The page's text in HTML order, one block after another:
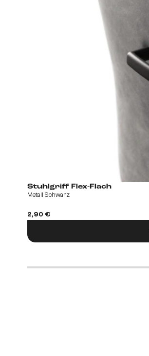
Stuhlgriff Flex-Flach
Metall Schwarz
2,90 €